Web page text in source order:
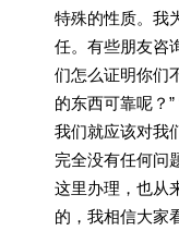
特殊的性质。我
任。有些朋友咨
们怎么证明你们
的东西可靠呢？
我们就应该对我
完全没有任何问
这里办理，也从
的，我相信大家